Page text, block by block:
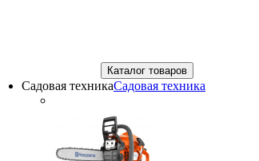
Каталог товаров
Садовая техникаСадовая техника